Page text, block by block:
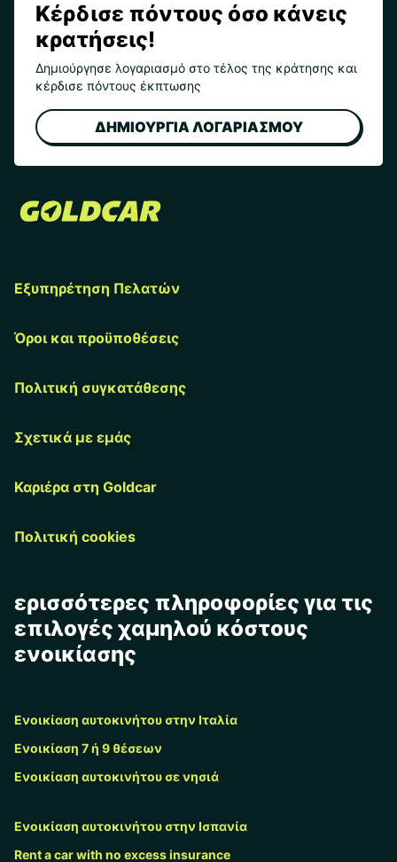
Κέρδισε πόντους όσο κάνεις
κρατήσεις!
Δημιούργησε λογαριασμό στο τέλος της κράτησης και
κέρδισε πόντους έκπτωσης
ΔΗΜΙΟΥΡΓΙΑ ΛΟΓΑΡΙΑΣΜΟΥ
Εξυπηρέτηση Πελατών
Όροι και προϋποθέσεις
Πολιτική συγκατάθεσης
Σχετικά με εμάς
Καριέρα στη Goldcar
Πολιτική cookies
ερισσότερες πληροφορίες για τις
επιλογές χαμηλού κόστους
ενοικίασης
Ενοικίαση αυτοκινήτου στην Ιταλία
Ενοικίαση 7 ή 9 θέσεων
Ενοικίαση αυτοκινήτου σε νησιά
Ενοικίαση αυτοκινήτου στην Ισπανία
Rent a car with no excess insurance